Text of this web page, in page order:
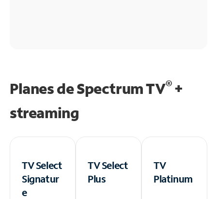
Planes de Spectrum TV®+
streaming
TV Select
Signatur
e
TV Select
Plus
TV
Platinum